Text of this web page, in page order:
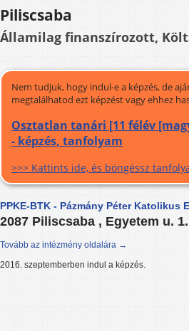
Piliscsaba
Államilag finanszírozott,
Nem tudjuk, hogy indul-e a képzés, de
megtalálhatod ezt képzést vagy ehhez
Osztatlan tanári [11 félév
- képzés, tanfolyam
>>> Kattints ide, és böngéssz
PPKE-BTK - Pázmány Péter
2087 Piliscsaba , Egyetem u. 1.
Tovább az intézmény oldalára →
2016. szeptemberben indul a képzés.